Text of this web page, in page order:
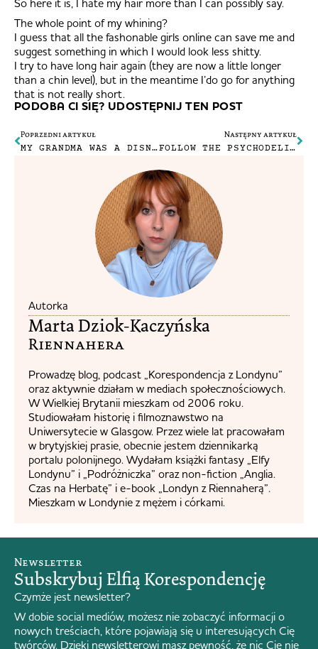
So here it is, I hate my hair more than I can possibly say.
The whole point of my whining?
I guess that all the fashonable girls online can save me and
suggest something in which I would look less shitty.
I try to have long hair again (they are now a little longer
than a chin level), but in the meantime I’do go for anything
that is not really short.
PODOBA CI SIĘ? UDOSTĘPNIJ TEN POST
Poprzedni artykuł
MY GRANDMA WAS A DISNEY PRINCESS
Następny artykuł
FOLLOW THE PSYCHODELIC RABBIT
Autorka
Marta Dziok-Kaczyńska
Riennahera​
Prowadzę blog, podcast „Korespondencja z Londynu”
oraz aktywnie działam w mediach społecznościowych.
W Wielkiej Brytanii mieszkam od 2006 roku.
Studiowałam historię i filmoznawstwo na
Uniwersytecie w Glasgow. Przez wiele lat pracowałam
w brytyjskiej prasie, obecnie jestem dziennikarką
portalu polonijnego. Wydałam książki fantasy „Elfy
Londynu” i „Podróżniczka” oraz non-fiction „Anglia.
Czas na Herbatę” i e-book „Londyn z Riennaherą”.
Mieszkam w Londynie z mężem i córkami.
Newsletter
Subskrybuj Elfią Korespondencję
Czymże jest newsletter?
W dobie social mediów, możesz nie zobaczyć informacji o
nowych treściach, które pojawiają się u interesujących Cię
twórców. Dzięki newsletterowi masz pewność, że nic Cię nie